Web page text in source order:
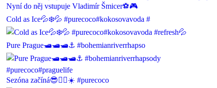
Cold as Ice💦❄️💦 #purecoco#kokosovavoda #
Pure Prague🛥🛥🛥⚓️ #bohemianriverrhapso
Sezóna začíná😎🏄‍♂️☀️ #purecoco